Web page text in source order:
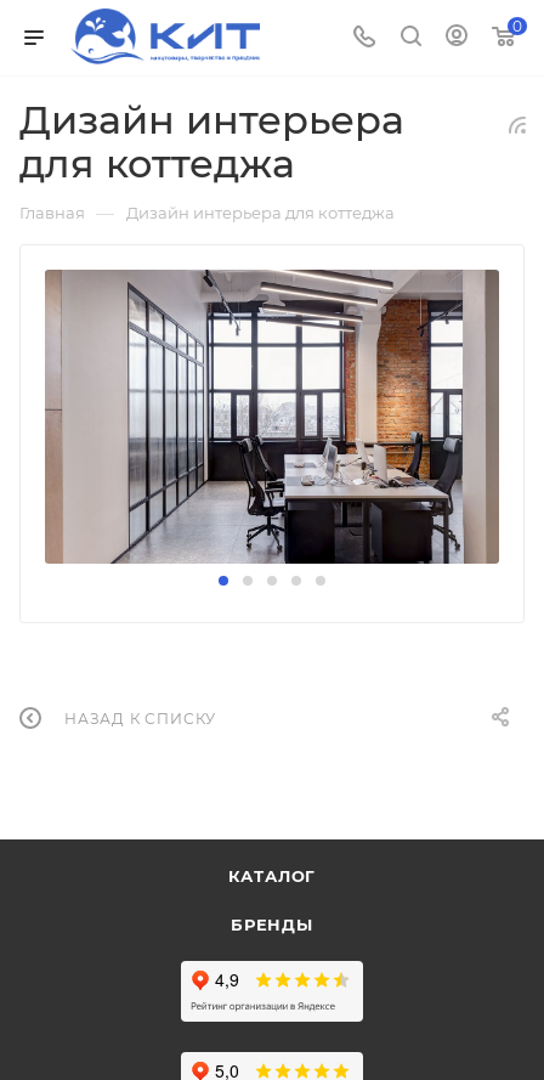
0
Дизайн интерьера
для коттеджа
Главная — Дизайн интерьера для коттеджа
НАЗАД К СПИСКУ
КАТАЛОГ
БРЕНДЫ